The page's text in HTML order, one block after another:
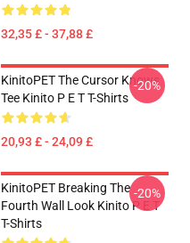
32,35 £ - 37,88 £
KinitoPET The Cursor Knows
Tee Kinito P E T T-Shirts
20,93 £ - 24,09 £
-20%
KinitoPET Breaking The
Fourth Wall Look Kinito P E T
T-Shirts
-20%